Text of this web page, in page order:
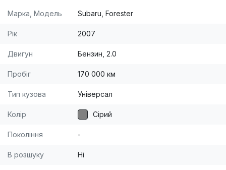
Марка, Модель Subaru, Forester
Рік 2007
Двигун Бензин, 2.0
Пробіг 170 000 км
Тип кузова Універсал
Колір Сірий
Покоління -
В розшуку Ні